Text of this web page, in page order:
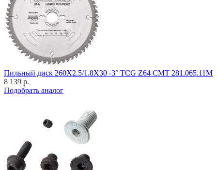
Пильный диск 260X2.5/1.8X30 -3° TCG Z64 CMT 281.065.11M
8 139 р.
Подобрать аналог